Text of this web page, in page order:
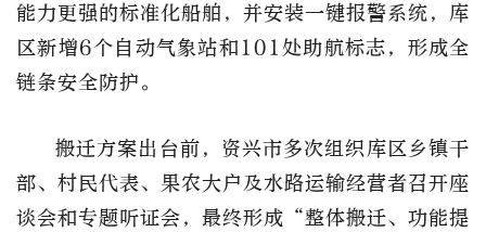
能力更强的标准化船舶，并安装一键报警系统，库
区新增6个自动气象站和101处助航标志，形成全
链条安全防护。
搬迁方案出台前，资兴市多次组织库区乡镇干
部、村民代表、果农大户及水路运输经营者召开座
谈会和专题听证会，最终形成“整体搬迁、功能提